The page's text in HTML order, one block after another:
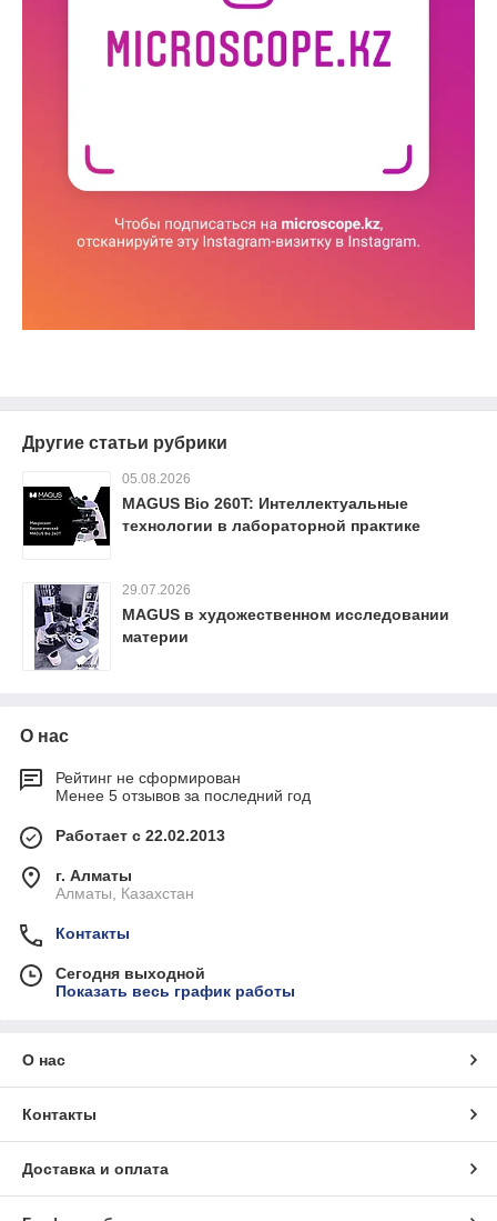
Другие статьи рубрики
05.08.2026
MAGUS Bio 260T: Интеллектуальные
технологии в лабораторной практике
29.07.2026
MAGUS в художественном исследовании
материи
О нас
Рейтинг не сформирован
Менее 5 отзывов за последний год
Работает с 22.02.2013
г. Алматы
Алматы, Казахстан
Контакты
Сегодня выходной
Показать весь график работы
О нас
Контакты
Доставка и оплата